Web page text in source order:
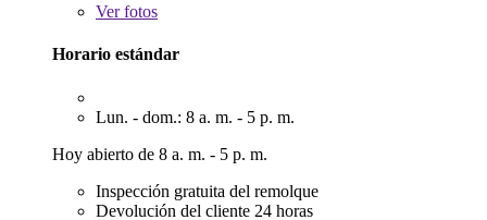
Verfotos
Horario estándar
Lun. - dom.: 8 a. m. - 5 p. m.
Hoy abierto de 8 a. m. - 5 p. m.
Inspección gratuita del remolque
Devolución del cliente 24 horas